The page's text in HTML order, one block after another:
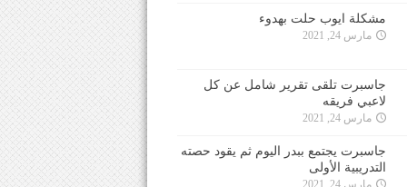
مشكلة ايوب حلت بهدوء
مارس 24, 2021
جاسبرت تلقى تقرير شامل عن كل
لاعبي فريقه
مارس 24, 2021
جاسبرت يجتمع ببدر اليوم ثم يقود حصته
التدريبية الأولى
مارس 24, 2021